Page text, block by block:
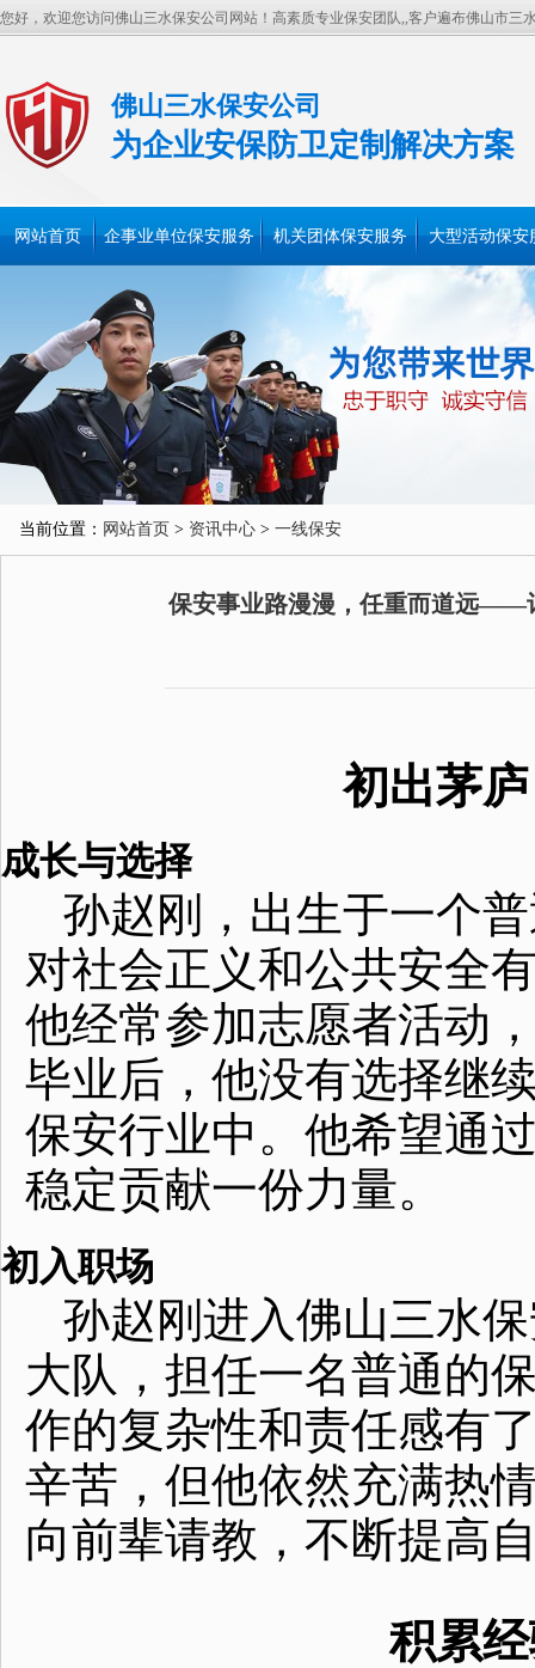
您好，欢迎您访问佛山三水保安公司网站！高素质专业保安团队,,客户遍布佛山市三
佛山三水保安公司
为企业安保防卫定制解决方案
网站首页 企事业单位保安服务 机关团体保安服务 大型活动保安
当前位置： 网站首页 > 资讯中心 > 一线保安
保安事业路漫漫，任重而道远——
初出茅
成长与选择
孙赵刚，出生于一个
对社会正义和公共安全
他经常参加志愿者活动
毕业后，他没有选择继
保安行业中。他希望通
稳定贡献一份力量。
初入职场
孙赵刚进入佛山三水
大队，担任一名普通的
作的复杂性和责任感有
辛苦，但他依然充满热
向前辈请教，不断提高
积累